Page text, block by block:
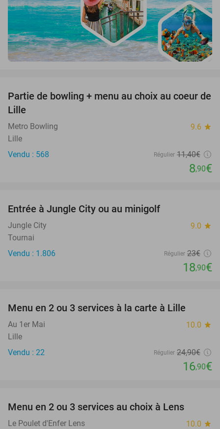
22%
Partie de bowling + menu au choix au coeur de
Lille
Metro Bowling 9.6 star
Lille
Vendu : 568
Régulier 11,40€
8,90€
Entrée à Jungle City ou au minigolf
Jungle City 9.0 star
Tournai
Vendu : 1.806
Régulier 23€
18,90€
Menu en 2 ou 3 services à la carte à Lille
Au 1er Mai 10.0 star
Lille
Vendu : 22
Régulier 24,90€
16,90€
Menu en 2 ou 3 services au choix à Lens
Le Poulet d'Enfer Lens 10.0 star